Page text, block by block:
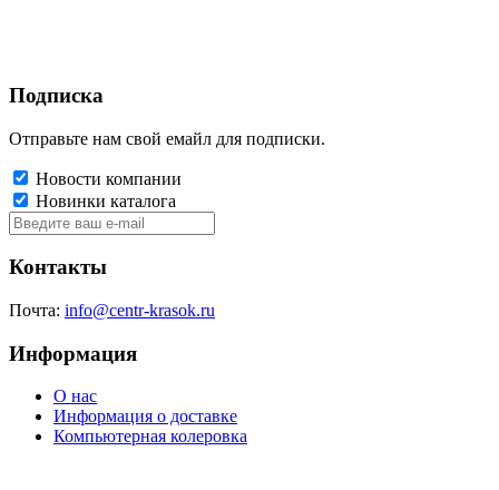
Подписка
Отправьте нам свой емайл для подписки.
Новости компании
Новинки каталога
Контакты
Почта: info@centr-krasok.ru
Информация
О нас
Информация о доставке
Компьютерная колеровка